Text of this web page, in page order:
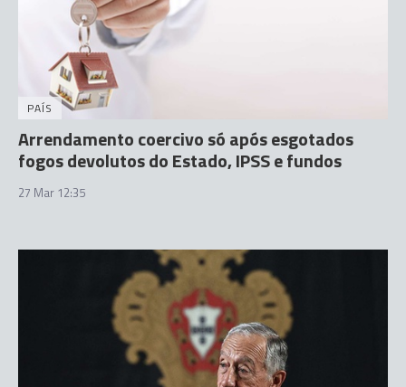
PAÍS
Arrendamento coercivo só após esgotados
fogos devolutos do Estado, IPSS e fundos
27 Mar 12:35